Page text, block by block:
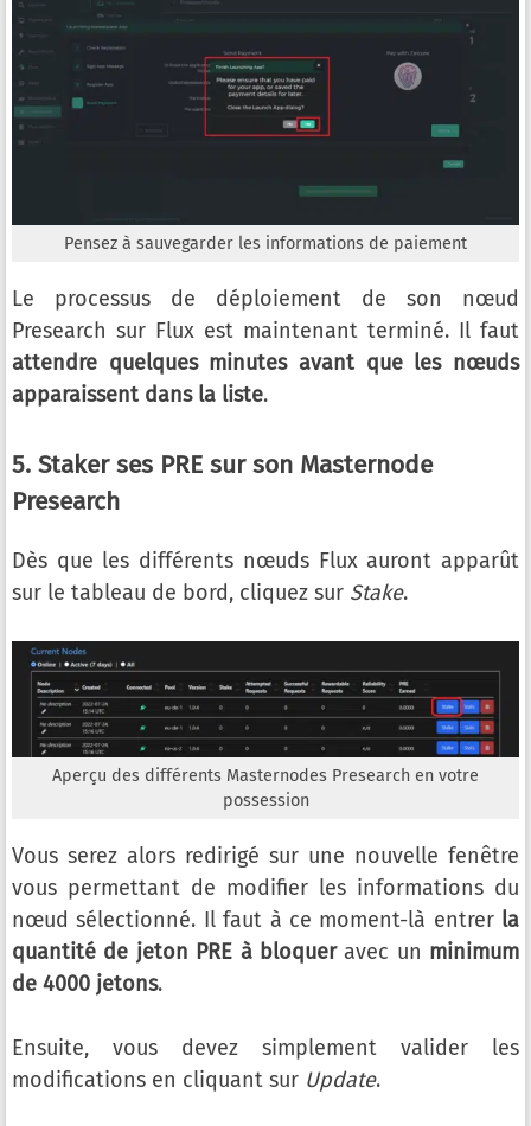
Pensez à sauvegarder les informations de paiement
Le processus de déploiement de son nœud
Presearch sur Flux est maintenant terminé. Il faut
attendre quelques minutes avant que les nœuds
apparaissent dans la liste.
5. Staker ses PRE sur son Masternode
Presearch
Dès que les différents nœuds Flux auront apparût
sur le tableau de bord, cliquez sur Stake.
Aperçu des différents Masternodes Presearch en votre
possession
Vous serez alors redirigé sur une nouvelle fenêtre
vous permettant de modifier les informations du
nœud sélectionné. Il faut à ce moment-là entrerla
quantité de jeton PRE à bloqueravec un minimum
de 4000 jetons.
Ensuite, vous devez simplement valider les
modifications en cliquant sur Update.